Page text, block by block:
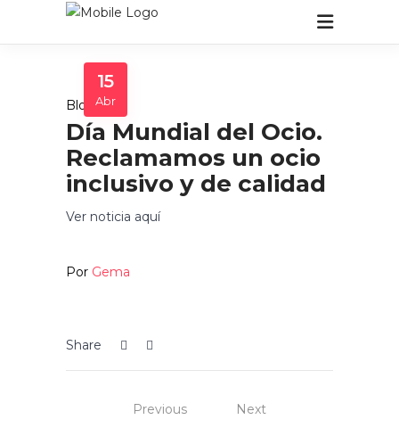
15
Abr
Blog
Día Mundial del Ocio.
Reclamamos un ocio
inclusivo y de calidad
Ver noticia aquí
Por Gema
Share
Previous Next